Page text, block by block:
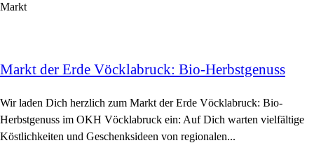
Markt
Markt der Erde Vöcklabruck: Bio-Herbstgenuss
Wir laden Dich herzlich zum Markt der Erde Vöcklabruck: Bio-
Herbstgenuss im OKH Vöcklabruck ein: Auf Dich warten vielfältige
Köstlichkeiten und Geschenksideen von regionalen...